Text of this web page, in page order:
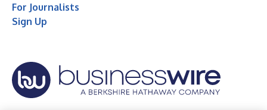
For Journalists
Sign Up